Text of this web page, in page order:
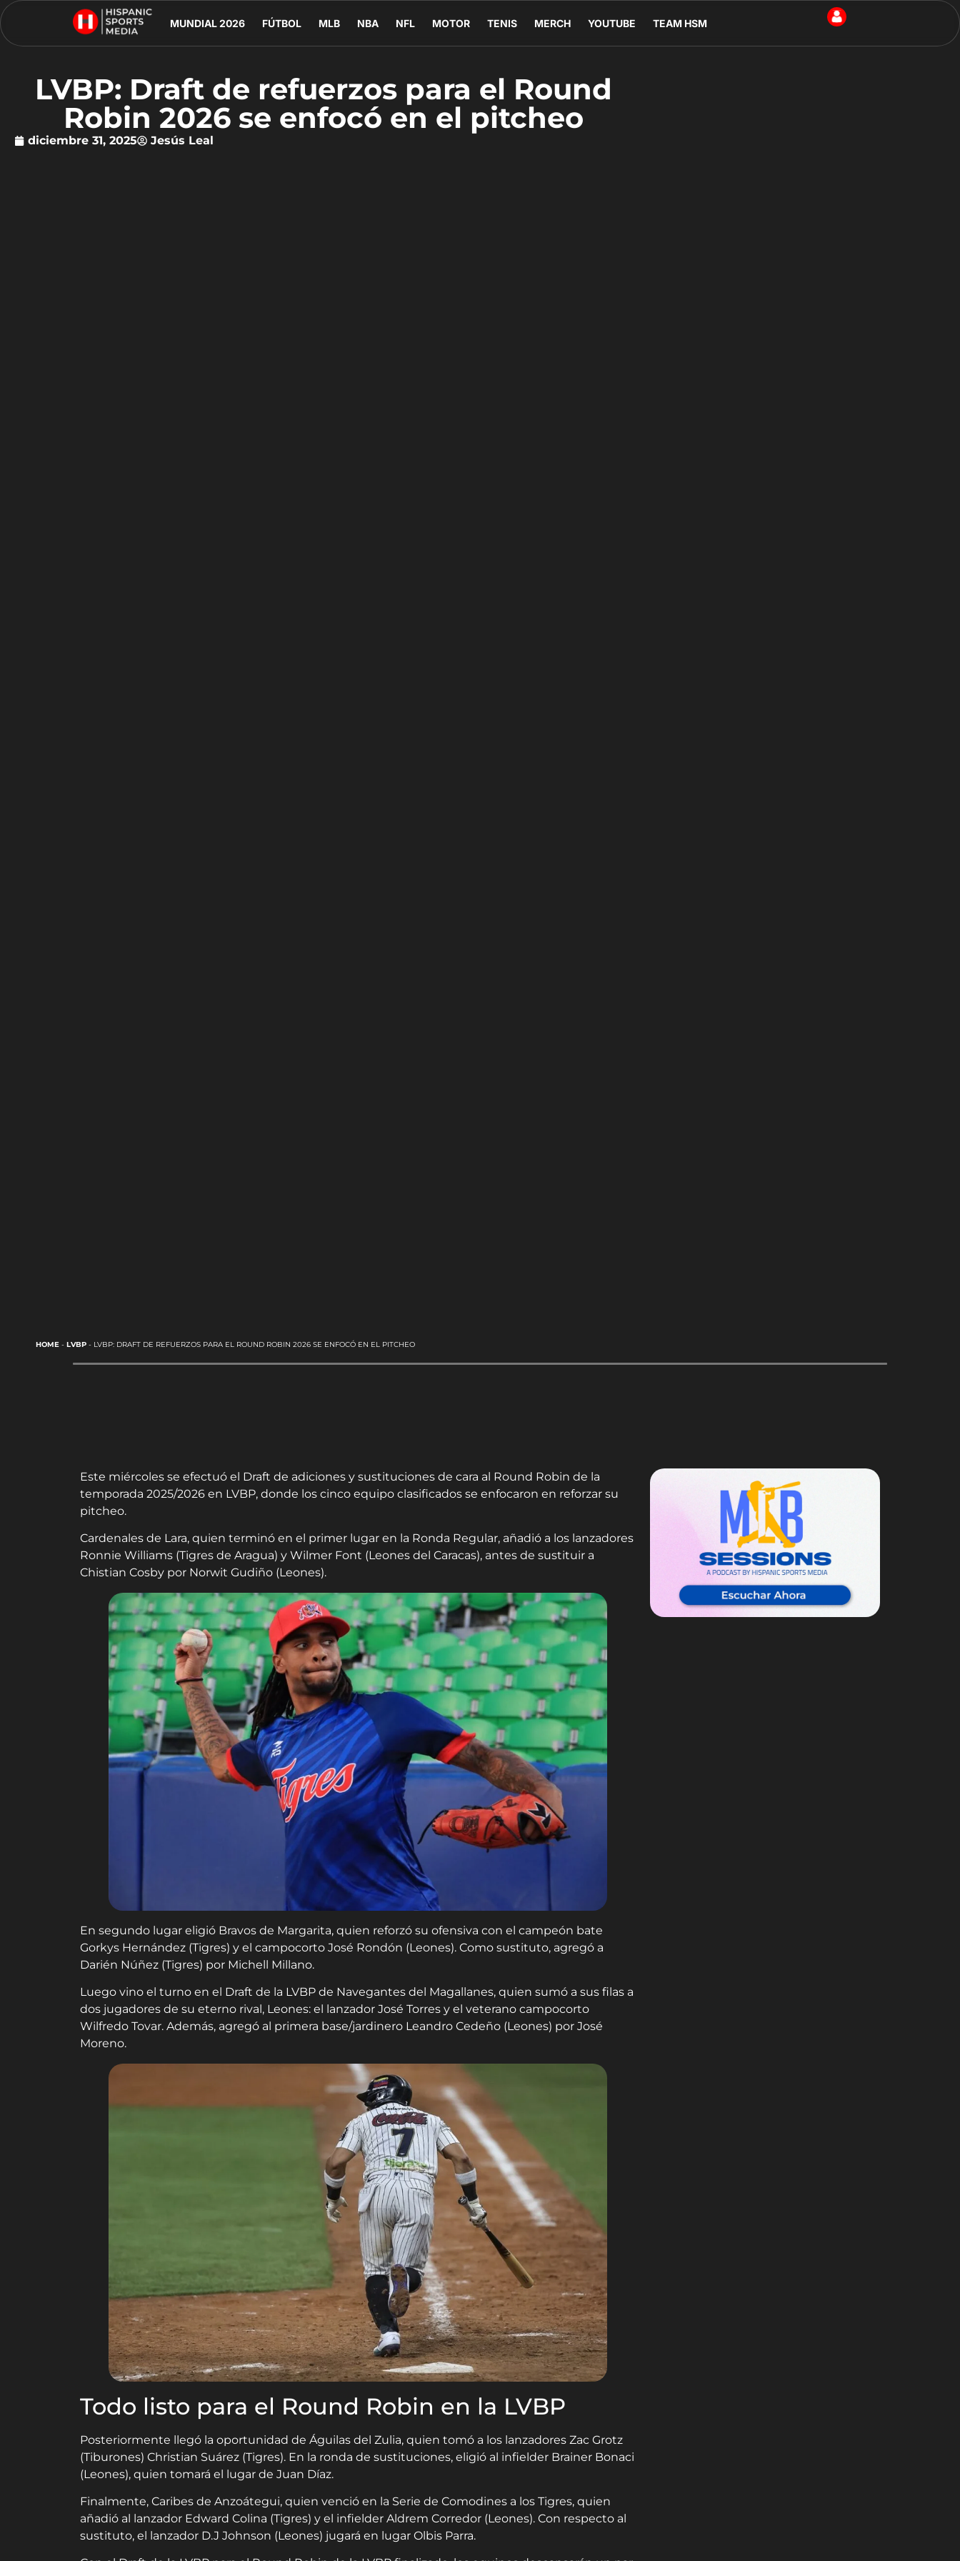
MUNDIAL 2026 FÚTBOL MLB NBA NFL MOTOR TENIS MERCH YOUTUBE TEAM HSM
LVBP: Draft de refuerzos para el Round
Robin 2026 se enfocó en el pitcheo
diciembre 31, 2025 Jesús Leal
HOME- LVBP- LVBP: DRAFT DE REFUERZOS PARA EL ROUND ROBIN 2026 SE ENFOCÓ EN EL PITCHEO
Este miércoles se efectuó el Draft de adiciones y sustituciones de cara al Round Robin de la
temporada 2025/2026 en LVBP, donde los cinco equipo clasificados se enfocaron en reforzar su
pitcheo.
Cardenales de Lara, quien terminó en el primer lugar en la Ronda Regular, añadió a los lanzadores
Ronnie Williams (Tigres de Aragua) y Wilmer Font (Leones del Caracas), antes de sustituir a
Chistian Cosby por Norwit Gudiño (Leones).
En segundo lugar eligió Bravos de Margarita, quien reforzó su ofensiva con el campeón bate
Gorkys Hernández (Tigres) y el campocorto José Rondón (Leones). Como sustituto, agregó a
Darién Núñez (Tigres) por Michell Millano.
Luego vino el turno en el Draft de la LVBP de Navegantes del Magallanes, quien sumó a sus filas a
dos jugadores de su eterno rival, Leones: el lanzador José Torres y el veterano campocorto
Wilfredo Tovar. Además, agregó al primera base/jardinero Leandro Cedeño (Leones) por José
Moreno.
Todo listo para el Round Robin en la LVBP
Posteriormente llegó la oportunidad de Águilas del Zulia, quien tomó a los lanzadores Zac Grotz
(Tiburones) Christian Suárez (Tigres). En la ronda de sustituciones, eligió al infielder Brainer Bonaci
(Leones), quien tomará el lugar de Juan Díaz.
Finalmente, Caribes de Anzoátegui, quien venció en la Serie de Comodines a los Tigres, quien
añadió al lanzador Edward Colina (Tigres) y el infielder Aldrem Corredor (Leones). Con respecto al
sustituto, el lanzador D.J Johnson (Leones) jugará en lugar Olbis Parra.